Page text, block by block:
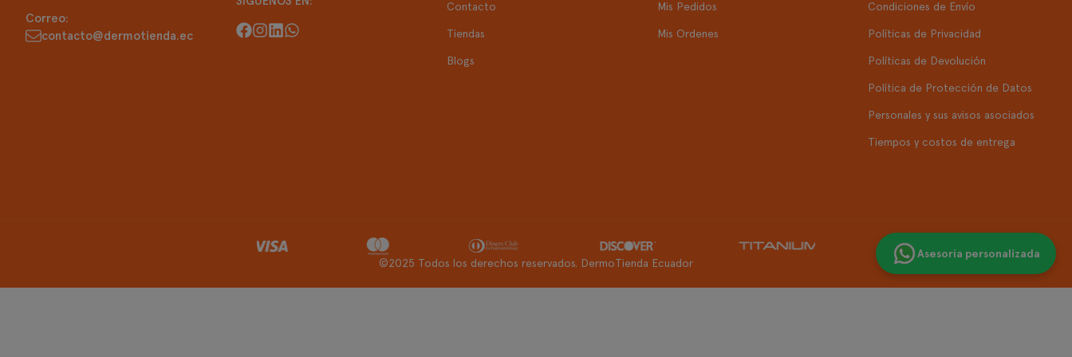
Correo:
contacto@dermotienda.ec
Contacto
Tiendas
Blogs
Mis Pedidos
Mis Ordenes
Condiciones de Envío
Políticas de Privacidad
Políticas de Devolución
Política de Protección de Datos
Personales y sus avisos asociados
Tiempos y costos de entrega
©2025 Todos los derechos reservados. DermoTienda Ecuador
Asesoría personalizada